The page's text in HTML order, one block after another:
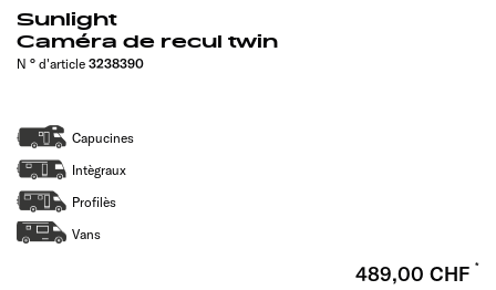
Sunlight
Caméra de recul twin
N ° d'article 3238390
Capucines
Intègraux
Profilès
Vans
489,00 CHF